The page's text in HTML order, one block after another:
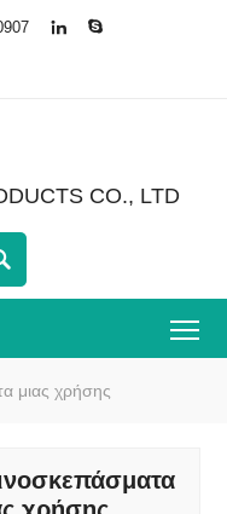
 
CO., LTD
μιας χρήσης